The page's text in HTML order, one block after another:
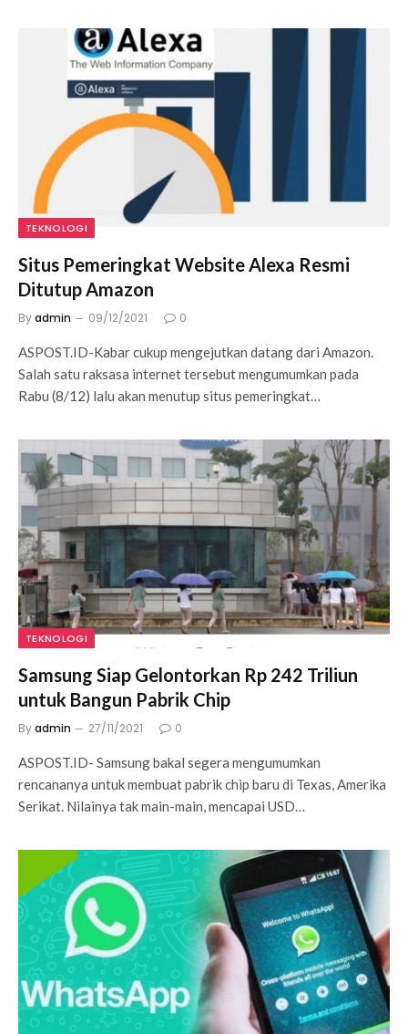
TEKNOLOGI
Situs Pemeringkat Website Alexa Resmi
Ditutup Amazon
Byadmin 09/12/2021 0
ASPOST.ID-Kabar cukup mengejutkan datang dari Amazon.
Salah satu raksasa internet tersebut mengumumkan pada
Rabu (8/12) lalu akan menutup situs pemeringkat…
TEKNOLOGI
Samsung Siap Gelontorkan Rp 242 Triliun
untuk Bangun Pabrik Chip
Byadmin 27/11/2021 0
ASPOST.ID- Samsung bakal segera mengumumkan
rencananya untuk membuat pabrik chip baru di Texas, Amerika
Serikat. Nilainya tak main-main, mencapai USD…